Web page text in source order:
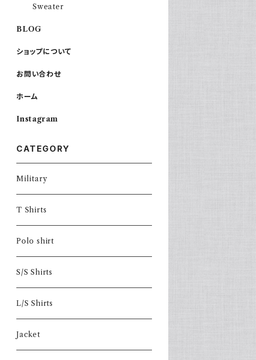
Sweater
BLOG
ショップについて
お問い合わせ
ホーム
Instagram
CATEGORY
Military
T Shirts
Polo shirt
S/S Shirts
L/S Shirts
Jacket